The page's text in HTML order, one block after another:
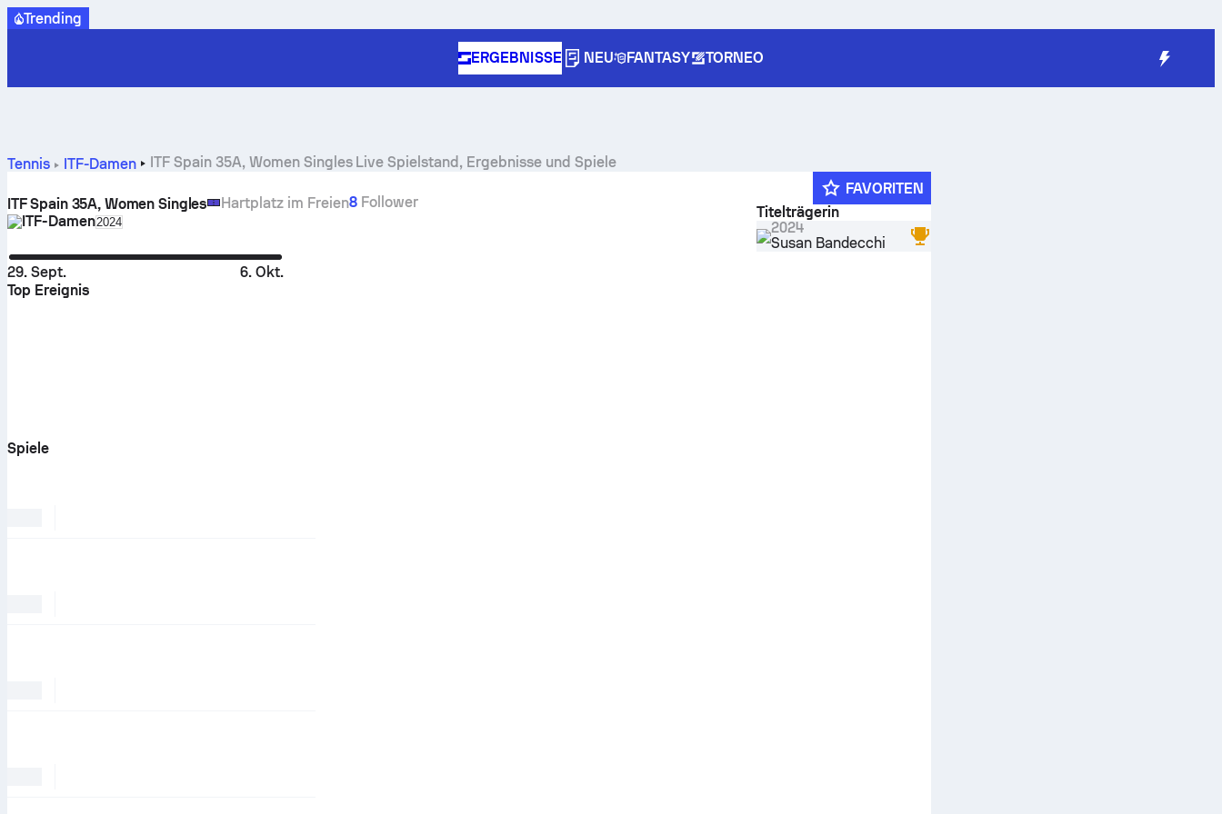
Trending
ERGEBNISSE NEU FANTASY TORNEO
Tennis ITF-Damen ITF Spain 35A, Women Singles Live Spielstand, Ergebnisse und Spiele
ITF Spain 35A, Women Singles Hartplatz im Freien8Follower
ITF-DamenSelect season in unique tournament header
2024
FAVORITEN
Titelträgerin
2024
Susan Bandecchi
29. Sept.
6. Okt.
Top Ereignis
Spiele